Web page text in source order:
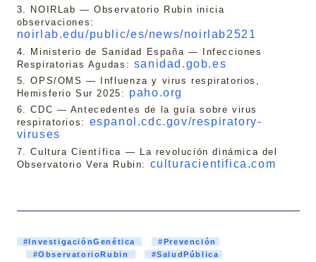
3. NOIRLab — Observatorio Rubin inicia
observaciones:
noirlab.edu/public/es/news/noirlab2521
4. Ministerio de Sanidad España — Infecciones
Respiratorias Agudas: sanidad.gob.es
5. OPS/OMS — Influenza y virus respiratorios,
Hemisferio Sur 2025: paho.org
6. CDC — Antecedentes de la guía sobre virus
respiratorios: espanol.cdc.gov/respiratory-
viruses
7. Cultura Científica — La revolución dinámica del
Observatorio Vera Rubin: culturacientifica.com
#InvestigaciónGenética
#Prevención
#ObservatorioRubin
#SaludPública